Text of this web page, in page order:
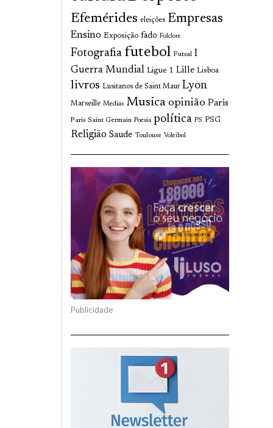
Efemérides eleições Empresas
Ensino Exposição fado Folclore
Fotografia futebol Futsal I
Guerra Mundial Ligue 1 Lille Lisboa
livros Lusitanos de Saint Maur Lyon
Marseille Medias Musica opinião Paris
Paris Saint Germain Poesia política PS PSG
Religião Saude Toulouse Voleibol
Publicidade